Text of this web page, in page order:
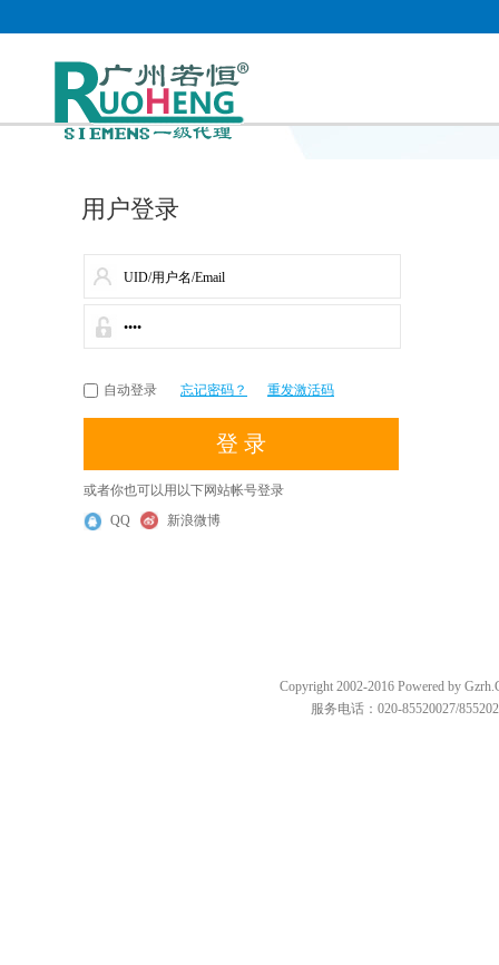
用户登录
自动登录 忘记密码？ 重发激活码
或者你也可以用以下网站帐号登录
QQ
新浪微博
Copyright 2002-2016 Powered by
服务电话：020-85520027/